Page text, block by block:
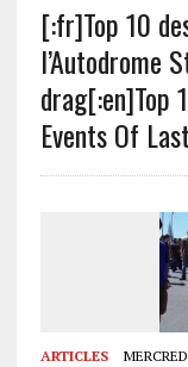
[:fr]Top 10
l’Autodrome
drag[:en]Top
Events Of
ARTICLES